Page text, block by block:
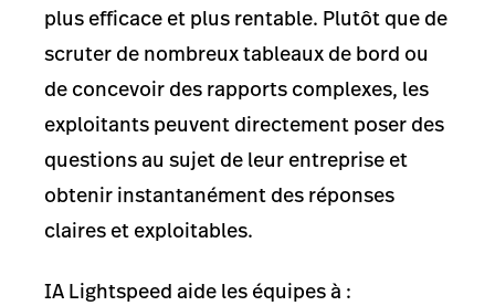
plus efficace et plus rentable. Plutôt que de
scruter de nombreux tableaux de bord ou
de concevoir des rapports complexes, les
exploitants peuvent directement poser des
questions au sujet de leur entreprise et
obtenir instantanément des réponses
claires et exploitables.
IA Lightspeed aide les équipes à :